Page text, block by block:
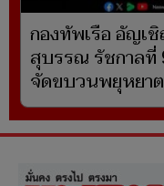
กองทัพเรือ อัญเ
สุบรรณ รัชกาลที่
จัดขบวนพยุหยา